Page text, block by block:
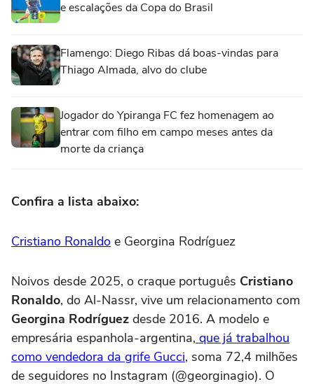
e escalações da Copa do Brasil
Flamengo: Diego Ribas dá boas-vindas para
Thiago Almada, alvo do clube
Jogador do Ypiranga FC fez homenagem ao
entrar com filho em campo meses antes da
morte da criança
Confira a lista abaixo:
Cristiano Ronaldo e Georgina Rodríguez
Noivos desde 2025, o craque português Cristiano
Ronaldo, do Al-Nassr, vive um relacionamento com
Georgina Rodríguez desde 2016. A modelo e
empresária espanhola-argentina, que já trabalhou
como vendedora da grife Gucci, soma 72,4 milhões
de seguidores no Instagram (@georginagio). O